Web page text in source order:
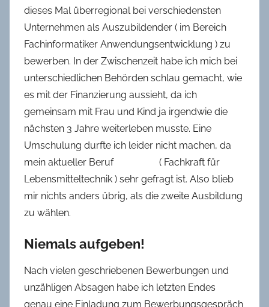
dieses Mal überregional bei verschiedensten
Unternehmen als Auszubildender ( im Bereich
Fachinformatiker Anwendungsentwicklung ) zu
bewerben. In der Zwischenzeit habe ich mich bei
unterschiedlichen Behörden schlau gemacht, wie
es mit der Finanzierung aussieht, da ich
gemeinsam mit Frau und Kind ja irgendwie die
nächsten 3 Jahre weiterleben musste. Eine
Umschulung durfte ich leider nicht machen, da
mein aktueller Beruf ( Fachkraft für
Lebensmitteltechnik ) sehr gefragt ist. Also blieb
mir nichts anders übrig, als die zweite Ausbildung
zu wählen.
Niemals aufgeben!
Nach vielen geschriebenen Bewerbungen und
unzähligen Absagen habe ich letzten Endes
genau eine Einladung zum Bewerbungsgespräch